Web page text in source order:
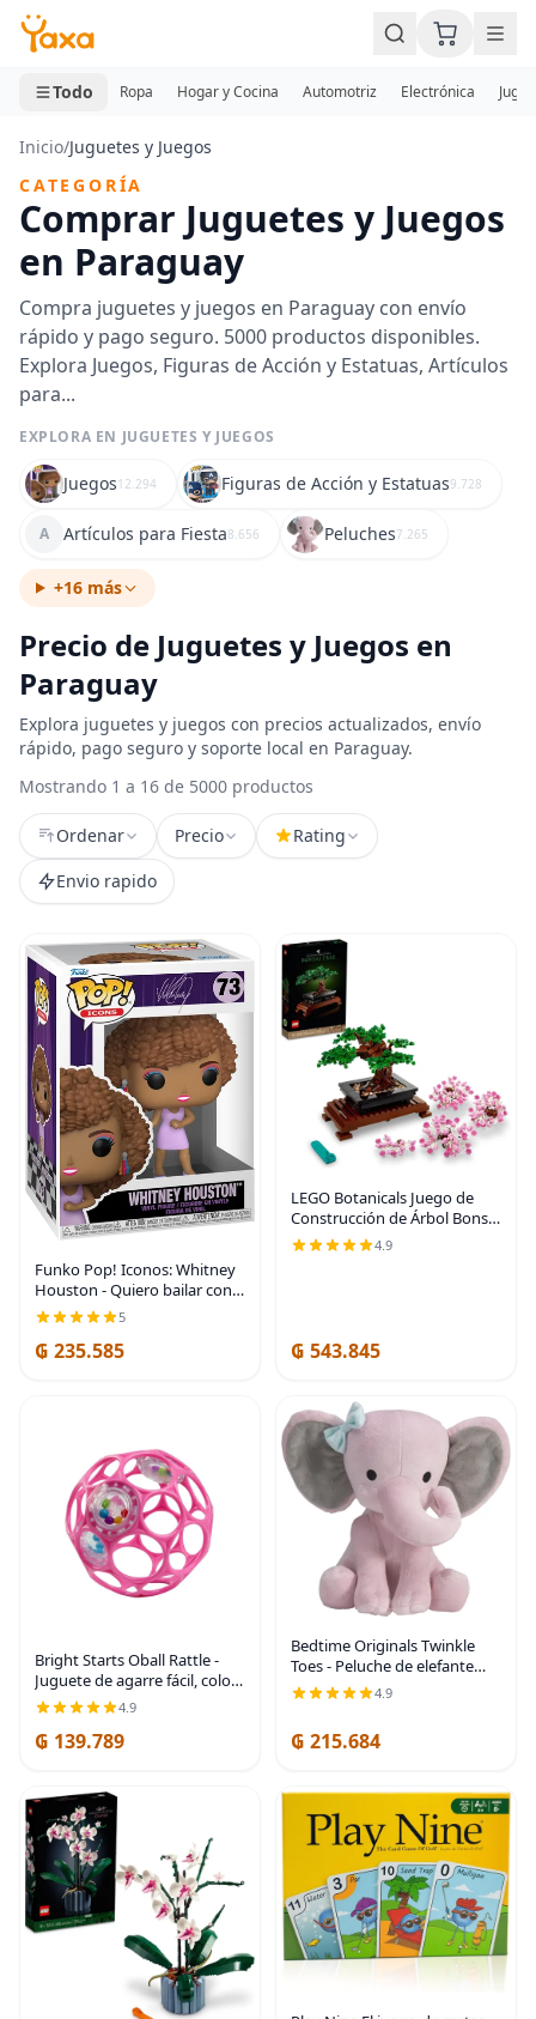
MINI CARRITO
0 productos
Todo Ropa Hogar y Cocina Automotriz Electrónica
Inicio/Juguetes y Juegos
CATEGORÍA
Comprar Juguetes y Juegos
en Paraguay
Compra juguetes y juegos en Paraguay con envío
rápido y pago seguro. 5000 productos disponibles.
Explora Juegos, Figuras de Acción y Estatuas, Artículos
para...
EXPLORA EN JUGUETES Y JUEGOS
Juegos12.294 Figuras de Acción y Estatuas9.728
A Artículos para Fiesta8.656 Peluches7.265
+16 más
Precio de Juguetes y Juegos en
Paraguay
Explora juguetes y juegos con precios actualizados, envío
rápido, pago seguro y soporte local en Paraguay.
Mostrando 1 a 16 de 5000 productos
Ordenar Precio
Rating
Envio rapido
Funko Pop! Iconos: Whitney
Houston - Quiero bailar con
alguien
5
₲ 235.585
LEGO Botanicals Juego de
Construcción de Árbol Bonsái
- Plantas de Árbol Bonsái
Artificial para Decoración del
4.9
₲ 543.845
Bright Starts Oball Rattle -
Juguete de agarre fácil, color
rosa, para recién nacidos, 1
unidad (paquete de 1)
4.9
₲ 139.789
Bedtime Originals Twinkle
Toes - Peluche de elefante
rosa, color avellana, 1 unidad
(paquete de 1)
4.9
₲ 215.684